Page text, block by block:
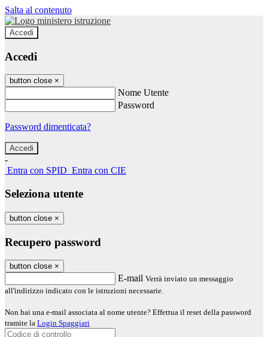
Salta al contenuto
Accedi
Accedi
button close ×
Nome Utente
Password
Password dimenticata?
-
Entra con SPID Entra con CIE
Seleziona utente
button close ×
Recupero password
button close ×
E-mail Verrà inviato un messaggio
all'indirizzo indicato con le istruzioni necessarie.
Non hai una e-mail associata al nome utente? Effettua il reset della password
tramite la Login Spaggiari